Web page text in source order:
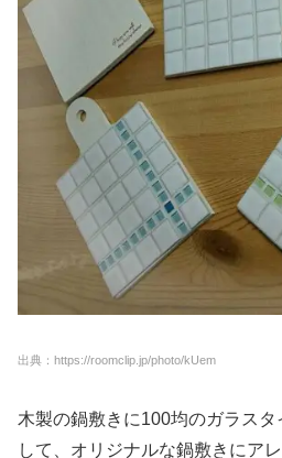
出典：https://roomclip.jp/photo/kUem
木製の鍋敷きに100均のガラス
して、オリジナルな鍋敷きにア